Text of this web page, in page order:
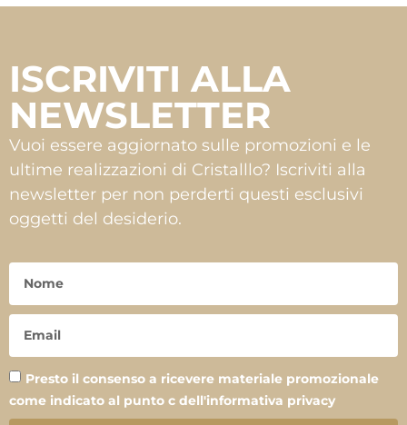
ISCRIVITI ALLA
NEWSLETTER
Vuoi essere aggiornato sulle promozioni e le
ultime realizzazioni di Cristalllo? Iscriviti alla
newsletter per non perderti questi esclusivi
oggetti del desiderio.
Presto il consenso a ricevere materiale promozionale
come indicato al punto c dell'informativa privacy